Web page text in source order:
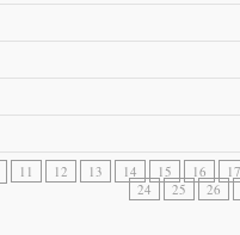
11 12 13 14 15 16
17
24
25 26